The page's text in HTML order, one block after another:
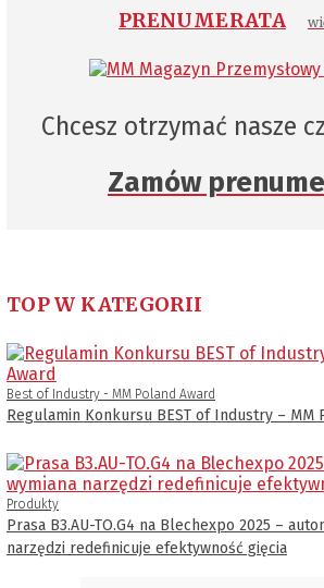
PRENUMERATA
Chcesz otrzymać nasze
Zamów
TOP W KATEGORII
Best of Industry - MM Poland Award
Regulamin
Produkty
Prasa B3.AU-TO.G4 na Blechexpo 2025 –
narzędzi redefinicuje efektywność gięcia